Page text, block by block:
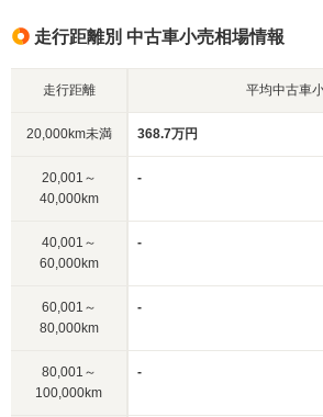
走行距離別 中古車小売相場情報
走行距離 平均中古車
20,000km未満 368.7万円
20,001～
40,000km
-
40,001～
60,000km
-
60,001～
80,000km
-
80,001～
100,000km
-